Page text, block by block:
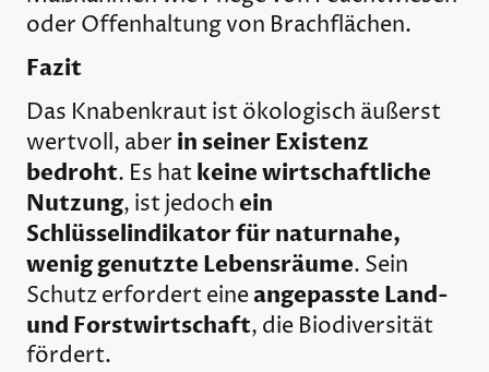
oder Offenhaltung von Brachflächen.
Fazit
Das Knabenkraut ist ökologisch äußerst
wertvoll, aber in seiner Existenz
bedroht. Es hatkeine wirtschaftliche
Nutzung, ist jedochein
Schlüsselindikator für naturnahe,
wenig genutzte Lebensräume. Sein
Schutz erfordert eineangepasste Land-
und Forstwirtschaft, die Biodiversität
fördert.